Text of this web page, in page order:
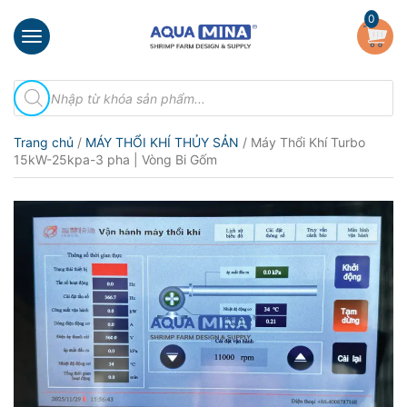
×
chủ
thiệu
Sản
phẩm
Phun
Ventek
Hướng
0
Tìm
kiếm
sản
Trang chủ / MÁY THỔI KHÍ THỦY SẢN / Máy Thổi Khí Turbo
15kW-25kpa-3 pha | Vòng Bi Gốm